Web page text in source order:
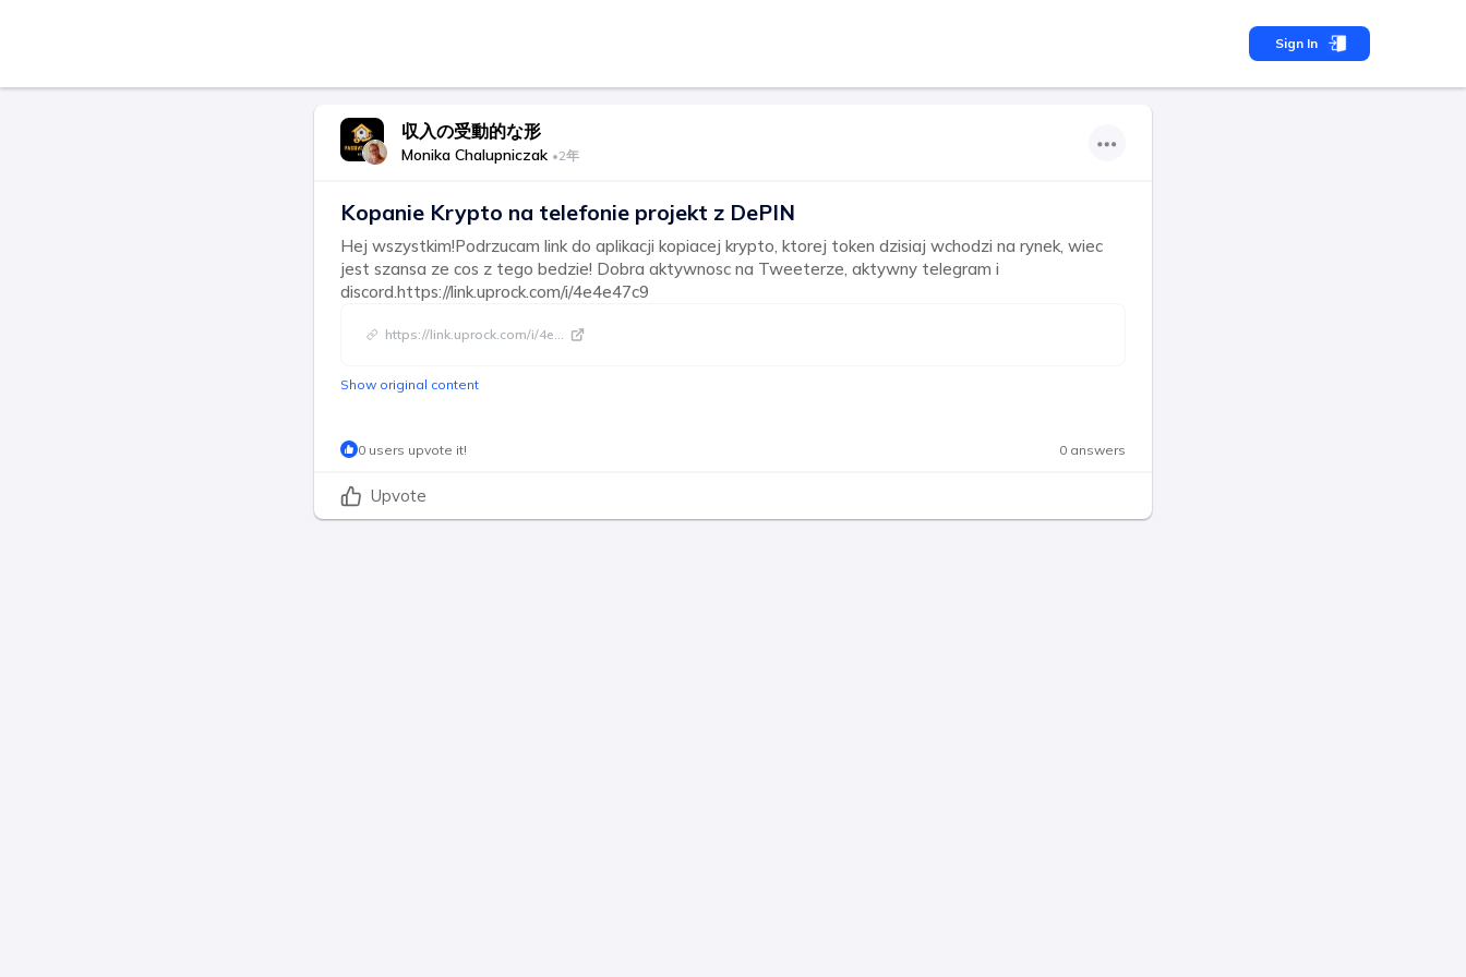
Sign In
収入の受動的な形
Monika Chalupniczak •2年
Kopanie Krypto na telefonie projekt z DePIN
Hej wszystkim!Podrzucam link do aplikacji kopiacej krypto, ktorej token dzisiaj wchodzi na rynek, wiec
jest szansa ze cos z tego bedzie! Dobra aktywnosc na Tweeterze, aktywny telegram i
discord.https://link.uprock.com/i/4e4e47c9
https://link.uprock.com/i/4e...
Show original content
0 users upvote it! 0 answers
Upvote